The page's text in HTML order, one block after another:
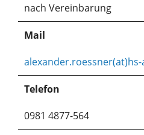
nach Vereinbarung
Mail
Telefon
0981 4877-564